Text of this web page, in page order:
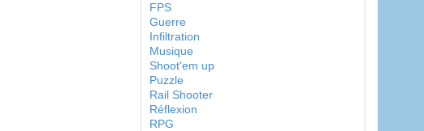
FPS
Guerre
Infiltration
Musique
Shoot'em up
Puzzle
Rail Shooter
Réflexion
RPG